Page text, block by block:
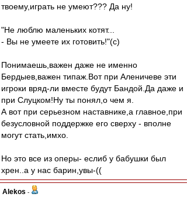
твоему,играть не умеют??? Да ну!
"Не люблю маленьких котят...
- Вы не умеете их готовить!"(с)
Понимаешь,важен даже не именно
Бердыев,важен типаж.Вот при Аленичеве эти
игроки вряд-ли вместе будут Бандой.Да даже и
при Слуцком!Ну ты понял,о чем я.
А вот при серьезном наставнике,а главное,при
безусловной поддержке его сверху - вполне
могут стать,имхо.
Но это все из оперы- еслиб у бабушки был
хрен..а у нас барин,увы-((
Alekos -